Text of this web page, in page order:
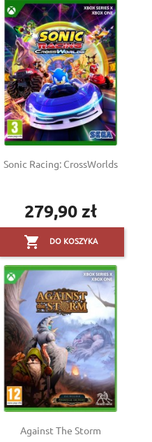
Sonic Racing: CrossWorlds
Cena
279,90 zł
 DO KOSZYKA
Against The Storm